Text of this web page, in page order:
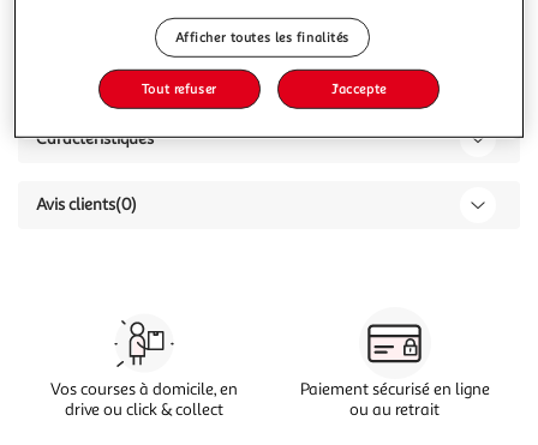
Description
Caractéristiques
Avis clients(0)
Vos courses à domicile, en
drive ou click & collect
Paiement sécurisé en ligne
ou au retrait
Afficher toutes les finalités
Tout refuser J'accepte